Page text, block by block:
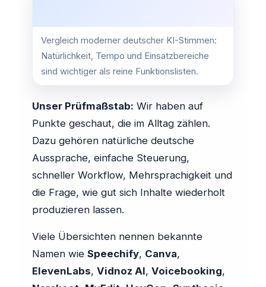
Vergleich moderner deutscher KI-Stimmen:
Natürlichkeit, Tempo und Einsatzbereiche
sind wichtiger als reine Funktionslisten.
Unser Prüfmaßstab: Wir haben auf
Punkte geschaut, die im Alltag zählen.
Dazu gehören natürliche deutsche
Aussprache, einfache Steuerung,
schneller Workflow, Mehrsprachigkeit und
die Frage, wie gut sich Inhalte wiederholt
produzieren lassen.
Viele Übersichten nennen bekannte
Namen wie Speechify, Canva,
ElevenLabs, Vidnoz AI, Voicebooking,